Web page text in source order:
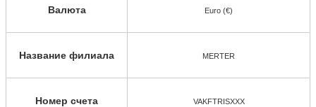
Валюта Euro (€)
Название филиала MERTER
Номер счета VAKFTRISXXX